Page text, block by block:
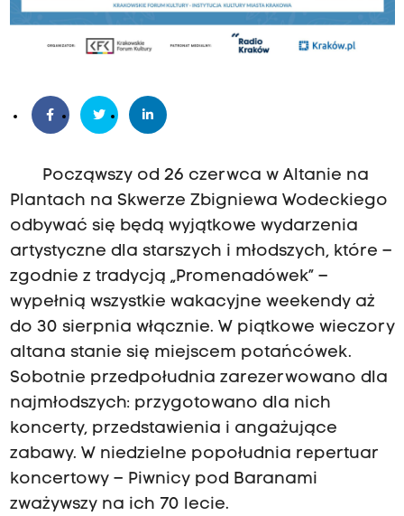
Począwszy od 26 czerwca w Altanie na
Plantach na Skwerze Zbigniewa Wodeckiego
odbywać się będą wyjątkowe wydarzenia
artystyczne dla starszych i młodszych, które –
zgodnie z tradycją „Promenadówek” –
wypełnią wszystkie wakacyjne weekendy aż
do 30 sierpnia włącznie. W piątkowe wieczory
altana stanie się miejscem potańcówek.
Sobotnie przedpołudnia zarezerwowano dla
najmłodszych: przygotowano dla nich
koncerty, przedstawienia i angażujące
zabawy. W niedzielne popołudnia repertuar
koncertowy – Piwnicy pod Baranami
zważywszy na ich 70 lecie.